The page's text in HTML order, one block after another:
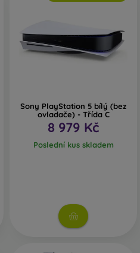
Sony PlayStation 5 bílý (bez
ovladače) - Třída C
8 979 Kč
Poslední kus skladem